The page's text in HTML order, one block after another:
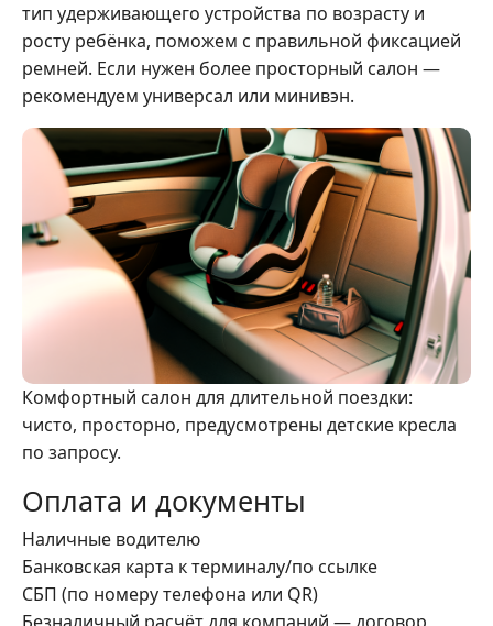
тип удерживающего устройства по возрасту и
росту ребёнка, поможем с правильной фиксацией
ремней. Если нужен более просторный салон —
рекомендуем универсал или минивэн.
Комфортный салон для длительной поездки:
чисто, просторно, предусмотрены детские кресла
по запросу.
Оплата и документы
Наличные водителю
Банковская карта к терминалу/по ссылке
СБП (по номеру телефона или QR)